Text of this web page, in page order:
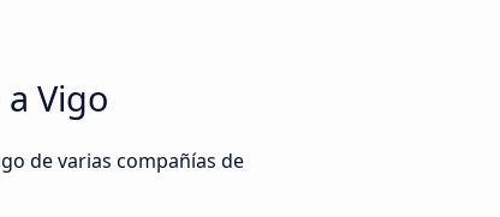
Vigo
de varias compañías de